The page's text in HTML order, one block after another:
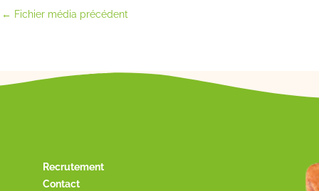
← Fichier média précédent
Recrutement
Contact